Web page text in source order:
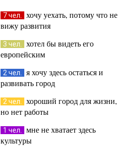
7 чел.
хочу уехать, потому что не
вижу развития
3 чел.
хотел бы видеть его
европейским
2 чел.
я хочу здесь остаться и
развивать город
2 чел.
хороший город для жизни,
но нет работы
1 чел.
мне не хватает здесь
культуры